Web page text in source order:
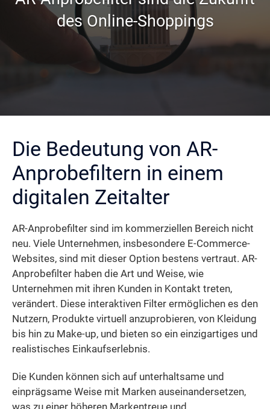
des Online-Shoppings
Die Bedeutung von AR-
Anprobefiltern in einem
digitalen Zeitalter
AR-Anprobefilter sind im kommerziellen Bereich nicht
neu. Viele Unternehmen, insbesondere E-Commerce-
Websites, sind mit dieser Option bestens vertraut. AR-
Anprobefilter haben die Art und Weise, wie
Unternehmen mit ihren Kunden in Kontakt treten,
verändert. Diese interaktiven Filter ermöglichen es den
Nutzern, Produkte virtuell anzuprobieren, von Kleidung
bis hin zu Make-up, und bieten so ein einzigartiges und
realistisches Einkaufserlebnis.
Die Kunden können sich auf unterhaltsame und
einprägsame Weise mit Marken auseinandersetzen,
was zu einer höheren Markentreue und